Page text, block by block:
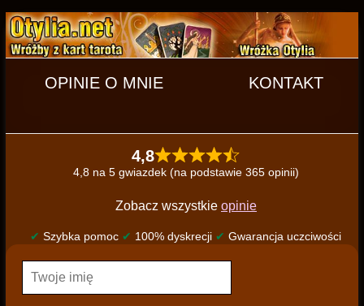
OPINIE O MNIE KONTAKT
4,8
4,8 na 5 gwiazdek (na podstawie 365 opinii)
Zobacz wszystkie opinie
✔ Szybka pomoc ✔ 100% dyskrecji ✔ Gwarancja uczciwości